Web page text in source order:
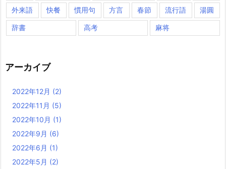
外来語 快餐 慣用句 方言 春節 流行語 湯圓
辞書 高考 麻将
アーカイブ
2022年12月 (2)
2022年11月 (5)
2022年10月 (1)
2022年9月 (6)
2022年6月 (1)
2022年5月 (2)